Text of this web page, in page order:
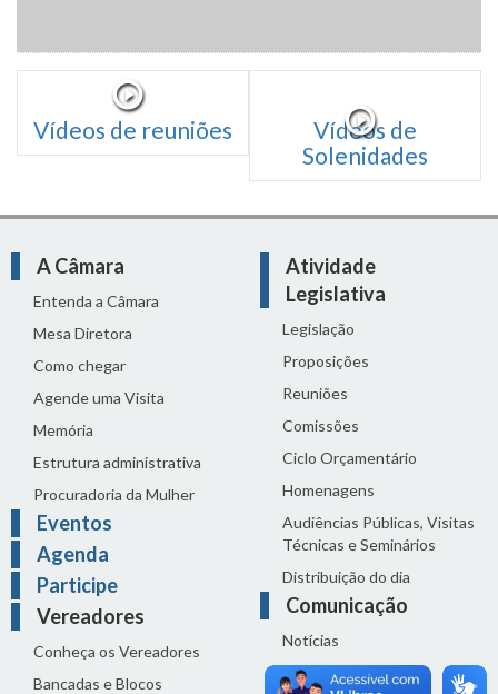
Vídeos de reuniões
Vídeos de
Solenidades
A Câmara
Entenda a Câmara
Mesa Diretora
Como chegar
Agende uma Visita
Memória
Estrutura administrativa
Procuradoria da Mulher
Eventos
Agenda
Participe
Vereadores
Conheça os Vereadores
Bancadas e Blocos
Atividade
Legislativa
Legislação
Proposições
Reuniões
Comissões
Ciclo Orçamentário
Homenagens
Audiências Públicas, Visitas
Técnicas e Seminários
Distribuição do dia
Comunicação
Notícias
Sala de Imprensa